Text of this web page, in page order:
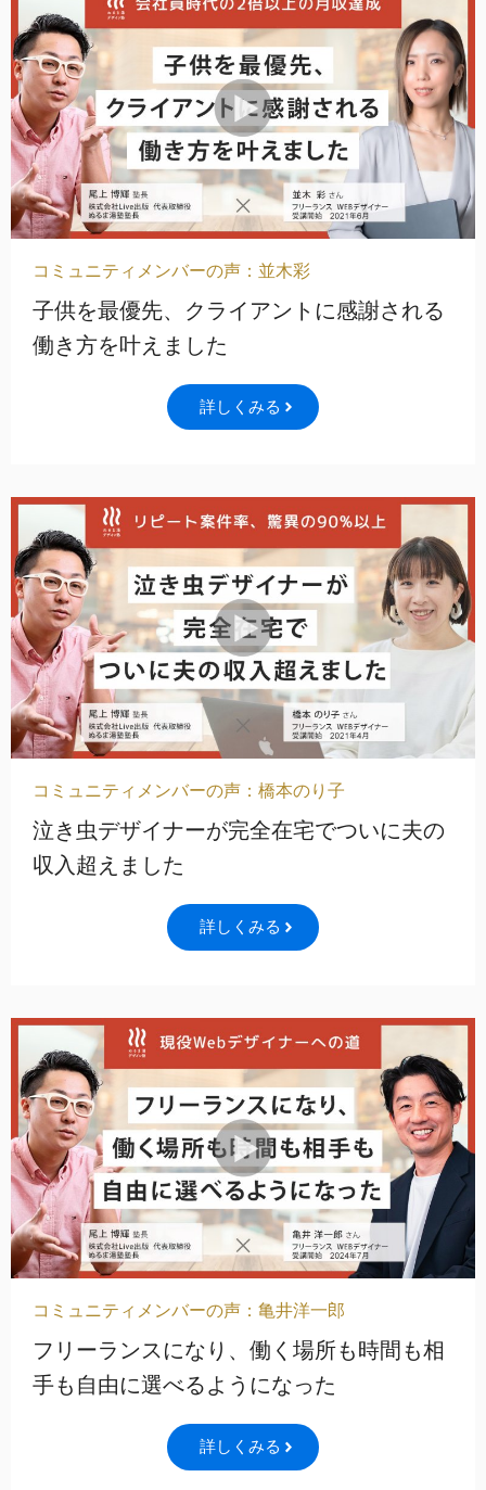
コミュニティメンバーの声：並木彩
子供を最優先、クライアントに感謝される
働き方を叶えました
詳しくみる
コミュニティメンバーの声：橋本のり子
泣き虫デザイナーが完全在宅でついに夫の
収入超えました
詳しくみる
コミュニティメンバーの声：亀井洋一郎
フリーランスになり、働く場所も時間も相
手も自由に選べるようになった
詳しくみる